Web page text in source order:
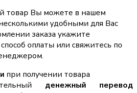
товар Вы можете в нашем
удобными для Вас
заказа укажите
оплаты или свяжитесь по
при получении товара
денежный перевод